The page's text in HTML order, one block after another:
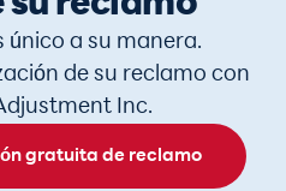
único a su manera.
de su reclamo con
Inc.
gratuita de reclamo